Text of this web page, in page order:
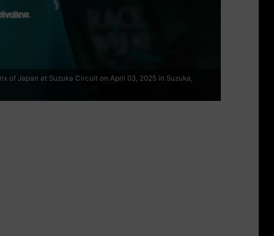
of Japan at Suzuka Circuit on April 03, 2025 in Suzuka,